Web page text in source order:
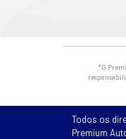
*O
Todos os
Premium